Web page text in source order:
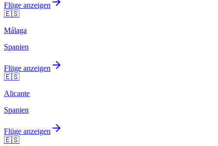
Flüge anzeigen
🇪🇸
Málaga
Spanien
Flüge anzeigen
🇪🇸
Alicante
Spanien
Flüge anzeigen
🇪🇸